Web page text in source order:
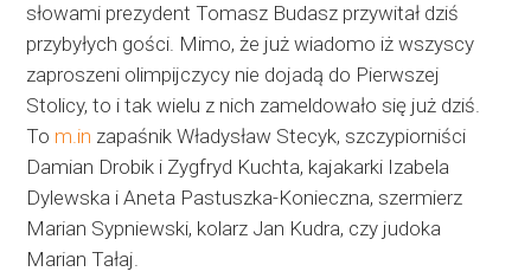
słowami prezydent Tomasz Budasz przywitał dziś
przybyłych gości. Mimo, że już wiadomo iż wszyscy
zaproszeni olimpijczycy nie dojadą do Pierwszej
Stolicy, to i tak wielu z nich zameldowało się już dziś.
To m.in zapaśnik Władysław Stecyk, szczypiorniści
Damian Drobik i Zygfryd Kuchta, kajakarki Izabela
Dylewska i Aneta Pastuszka-Konieczna, szermierz
Marian Sypniewski, kolarz Jan Kudra, czy judoka
Marian Tałaj.